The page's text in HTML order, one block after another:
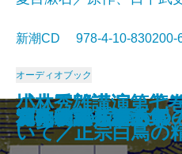
船場狂い
肉体の門／鳩の街
黒い裾
禅と科学
最も東洋的なるも
禅との出会い―私
城山三郎講演 第
な日本人
城山三郎講演 第
――広田弘毅と浜
言葉が怖い
硝子戸の中
新潮CD 978-4-10-
オーディオブック
源氏物語 第一集
源氏物語 第二集
小林秀雄講演第
いて／正宗白鳥の
ブッダの生涯
ブッダの言葉
花の名前／かわう
だらだら坂／大根
「孔子」を語る
利休の遺したもの
宮本武蔵名場面